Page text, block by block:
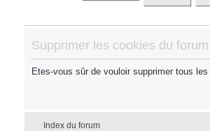
Supprimer les cookies du forum
Etes-vous sûr de vouloir supprimer tous
Index du forum